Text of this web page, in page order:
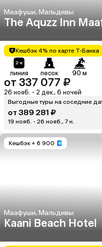
Маафуши, Мальдивы
The Aquzz Inn
Кешбэк 4% по карте Т-Банка
линия песок 90 м
от 337 077 ₽
26 нояб. - 2 дек., 6 ночей
Выгодные туры на соседние
от 389 281 ₽
19 нояб. - 26 нояб., 7 н.
Кешбэк + 6 900
Маафуши, Мальдивы
Kaani Beach Hotel